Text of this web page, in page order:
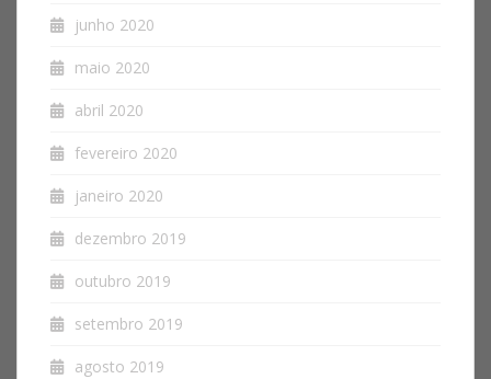
junho 2020
maio 2020
abril 2020
fevereiro 2020
janeiro 2020
dezembro 2019
outubro 2019
setembro 2019
agosto 2019